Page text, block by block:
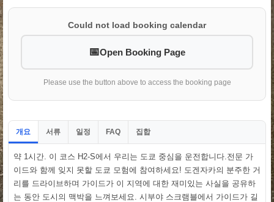
Could not load booking calendar
Open Booking Page
Please use the button above to access the booking page
개요 서류 일정 FAQ 집합
약 1시간. 이 코스 H2-S에서 우리는 도쿄 중심을 운전합니다.전문 가
이드와 함께 잊지 못할 도쿄 모험에 참여하세요! 도겐자카의 분주한 거
리를 드라이브하며 가이드가 이 지역에 대한 재미있는 사실을 공유하
는 동안 도시의 맥박을 느껴보세요. 시부야 스크램블에서 가이드가 길